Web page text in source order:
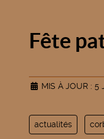
Fête
MIS À JOUR : 5
actualités